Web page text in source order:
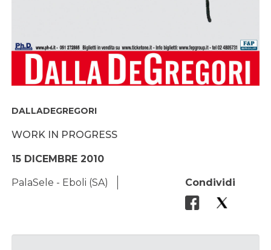
DALLADEGREGORI
WORK IN PROGRESS
15 DICEMBRE 2010
PalaSele - Eboli (SA) Condividi